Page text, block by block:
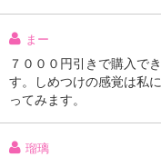
まー
７０００円引きで購入で
す。しめつけの感覚は私
ってみます。
瑠璃